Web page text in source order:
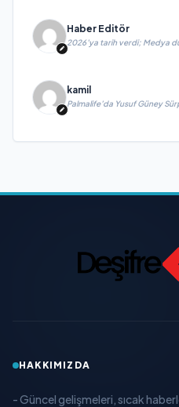
Haber Editör
2026’ya tarih verdi; Medya
kamil
Palmalife’da Yusuf Güney
HAKKIMIZDA
- Güncel gelişmeleri, sıcak